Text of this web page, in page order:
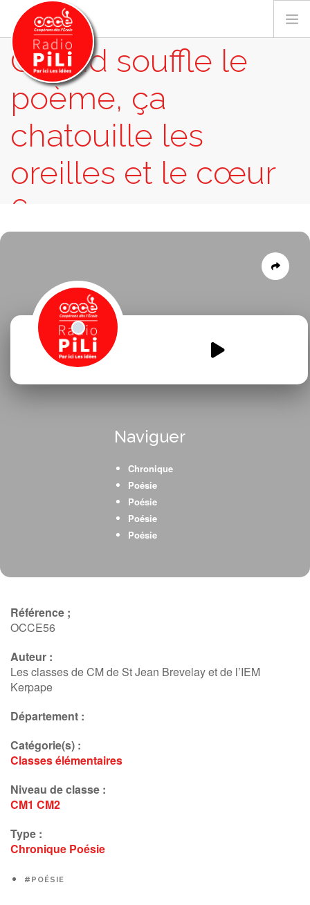
PRÉSENTATION
GRILLE DES PROGRAMMES
SUR LE TERRITOIRE
RESSOURCES
CONTACT
Quand souffle le
poème, ça
chatouille les
oreilles et le cœur
6
emission-3-poesie-1.mp3
Naviguer
Chronique
Poésie
Poésie
Poésie
Poésie
Référence ;
OCCE56
Auteur :
Les classes de CM de St Jean Brevelay et de l’IEM
Kerpape
Département :
Catégorie(s) :
Classes élémentaires
Niveau de classe :
CM1 CM2
Type :
Chronique Poésie
#POÉSIE